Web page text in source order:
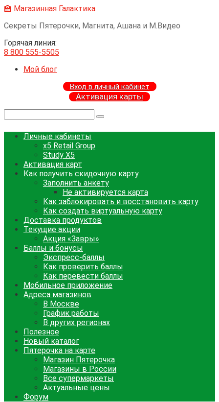
Перейти
контенту
🏫 Магазинная Галактика
Секреты Пятерочки, Магнита, Ашана и М.Видео
Горячая линия:
8 800 555-5505
Мой блог
Вход в личный кабинет
Активация карты
Личные кабинеты
x5 Retail Group
Study X5
Активация карт
Как получить скидочную карту
Заполнить анкету
Не активируется карта
Как заблокировать и восстановить карту
Как создать виртуальную карту
Доставка продуктов
Текущие акции
Акция «Завры»
Баллы и бонусы
Экспресс-баллы
Как проверить баллы
Как перевести баллы
Мобильное приложение
Адреса магазинов
В Москве
График работы
В других регионах
Полезное
Новый каталог
Пятерочка на карте
Магазин Пятерочка
Магазины в России
Все супермаркеты
Актуальные цены
Форум